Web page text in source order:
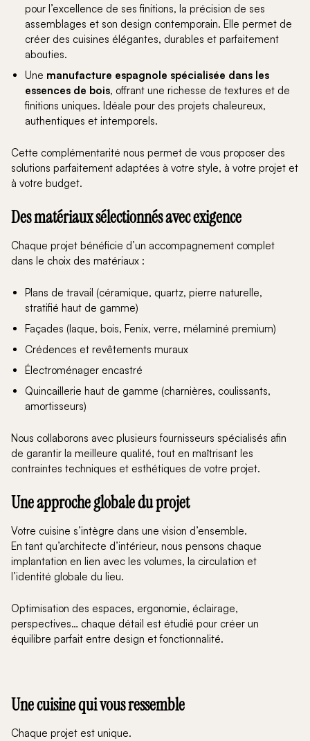
pour l’excellence de ses finitions, la précision de ses
assemblages et son design contemporain. Elle permet de
créer des cuisines élégantes, durables et parfaitement
abouties.
Une manufacture espagnole spécialisée dans les
essences de bois, offrant une richesse de textures et de
finitions uniques. Idéale pour des projets chaleureux,
authentiques et intemporels.
Cette complémentarité nous permet de vous proposer des
solutions parfaitement adaptées à votre style, à votre projet et
à votre budget.
Des matériaux sélectionnés avec exigence
Chaque projet bénéficie d’un accompagnement complet
dans le choix des matériaux :
Plans de travail (céramique, quartz, pierre naturelle,
stratifié haut de gamme)
Façades (laque, bois, Fenix, verre, mélaminé premium)
Crédences et revêtements muraux
Électroménager encastré
Quincaillerie haut de gamme (charnières, coulissants,
amortisseurs)
Nous collaborons avec plusieurs fournisseurs spécialisés afin
de garantir la meilleure qualité, tout en maîtrisant les
contraintes techniques et esthétiques de votre projet.
Une approche globale du projet
Votre cuisine s’intègre dans une vision d’ensemble.
En tant qu’architecte d’intérieur, nous pensons chaque
implantation en lien avec les volumes, la circulation et
l’identité globale du lieu.
Optimisation des espaces, ergonomie, éclairage,
perspectives… chaque détail est étudié pour créer un
équilibre parfait entre design et fonctionnalité.
Une cuisine qui vous ressemble
Chaque projet est unique.